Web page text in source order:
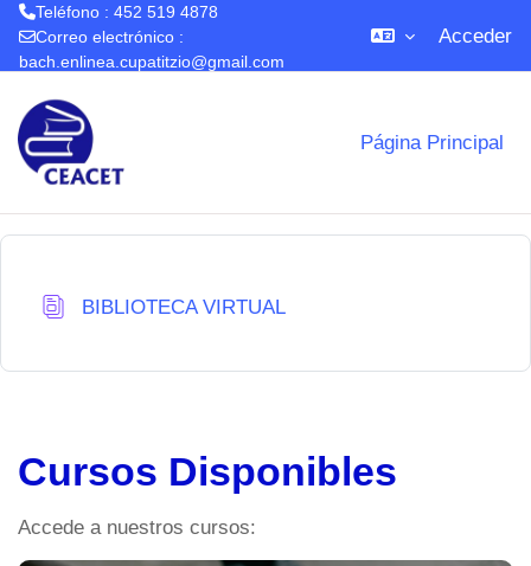
Teléfono : 452 519 4878
Correo electrónico :
bach.enlinea.cupatitzio@gmail.com
Acceder
Página Principal
BIBLIOTECA VIRTUAL
Cursos Disponibles
Accede a nuestros cursos: